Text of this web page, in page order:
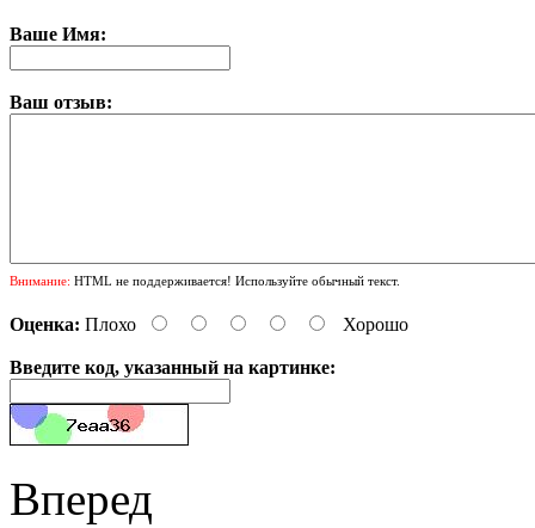
Ваше Имя:
Ваш отзыв:
Внимание: HTML не поддерживается! Используйте обычный текст.
Оценка: Плохо Хорошо
Введите код, указанный на картинке:
Вперед